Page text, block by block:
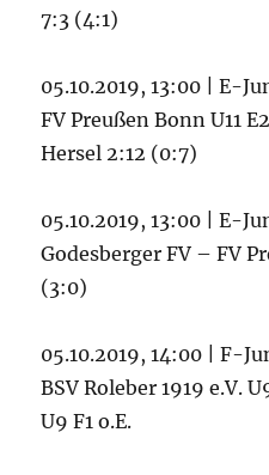
7:3 (4:1)
05.10.2019, 13:00 | E-
FV Preußen Bonn U11
Hersel 2:12 (0:7)
05.10.2019, 13:00 | E-
Godesberger FV – FV
(3:0)
05.10.2019, 14:00 | F-
BSV Roleber 1919 e.V.
U9 F1 o.E.